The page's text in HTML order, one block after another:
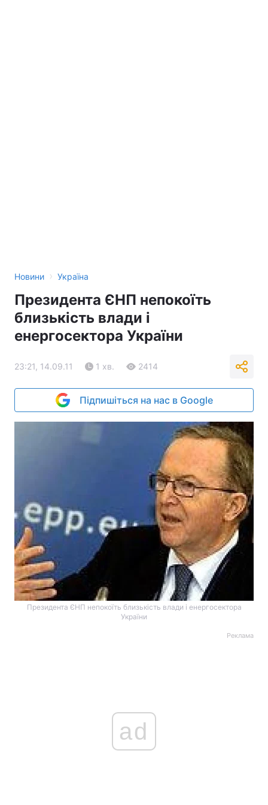
Новини › Україна
Президента ЄНП непокоїть
близькість влади і
енергосектора України
23:21, 14.09.11 1 хв. 2414
Підпишіться на нас в Google
Президента ЄНП непокоїть близькість влади і енергосектора
України
Реклама
ad